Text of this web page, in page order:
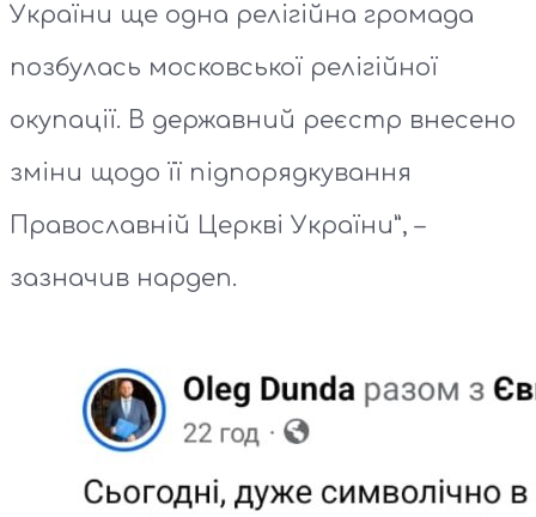
України ще одна релігійна громада
позбулась московської релігійної
окупації. В державний реєстр внесено
зміни щодо її підпорядкування
Православній Церкві України”, –
зазначив нардеп.